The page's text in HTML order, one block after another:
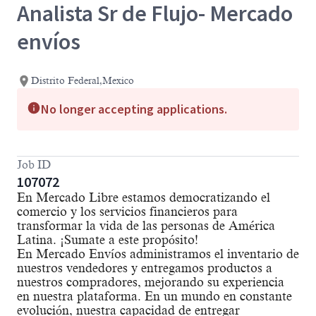
Analista Sr de Flujo- Mercado
envíos
Distrito Federal,Mexico
No longer accepting applications.
Job ID
107072
En Mercado Libre estamos democratizando el
comercio y los servicios financieros para
transformar la vida de las personas de América
Latina. ¡Sumate a este propósito!
En Mercado Envíos administramos el inventario de
nuestros vendedores y entregamos productos a
nuestros compradores, mejorando su experiencia
en nuestra plataforma. En un mundo en constante
evolución, nuestra capacidad de entregar